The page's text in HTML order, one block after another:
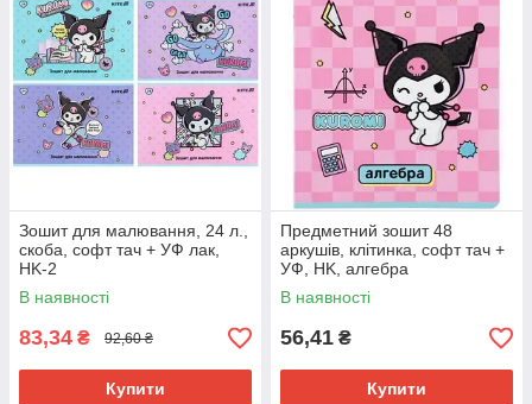
Зошит для малювання, 24 л.,
скоба, софт тач + УФ лак,
HK-2
В наявності
83,34 ₴ 92,60 ₴
Купити
Предметний зошит 48
аркушів, клітинка, софт тач +
УФ, HK, алгебра
В наявності
56,41 ₴
Купити